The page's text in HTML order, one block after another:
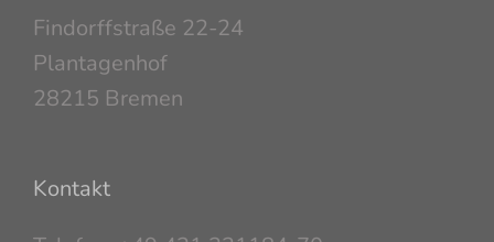
Findorffstraße 22-24
Plantagenhof
28215 Bremen
Kontakt